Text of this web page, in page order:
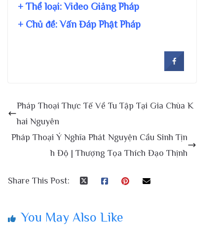
+ Thể loại: Video Giảng Pháp
+ Chủ đề:Vấn Đáp Phật Pháp
Pháp Thoại Thực Tế Về Tu Tập Tại Gia Chùa K
hai Nguyên
Pháp Thoại Ý Nghĩa Phát Nguyện Cầu Sinh Tịn
h Độ | Thượng Tọa Thích Đạo Thịnh
Share This Post:
You May Also Like